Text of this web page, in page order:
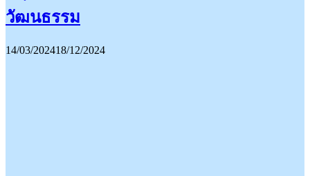
วัฒนธรรม
14/03/202418/12/2024